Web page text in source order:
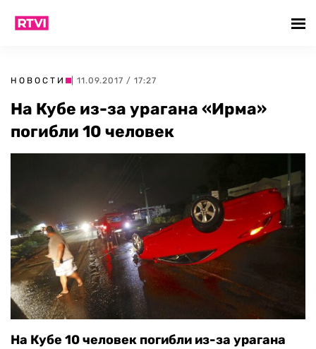
НОВОСТИ | 11.09.2017 / 17:27
На Кубе из-за урагана «Ирма»
погибли 10 человек
На Кубе 10 человек погибли из-за урагана